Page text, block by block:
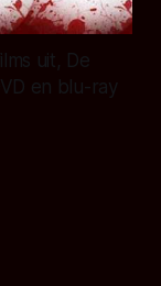
uit, De
en blu-ray